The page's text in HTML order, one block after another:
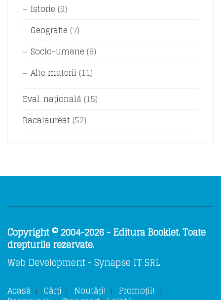
Istorie (9)
Geografie (7)
Socio-umane (8)
Alte materii (11)
Eval. națională (15)
Bacalaureat (52)
Copyright © 2004-2026 - Editura Booklet. Toate
drepturile rezervate.
Web Development - Synapse IT SRL
Acasă Cărți Noutăți! Promoții!